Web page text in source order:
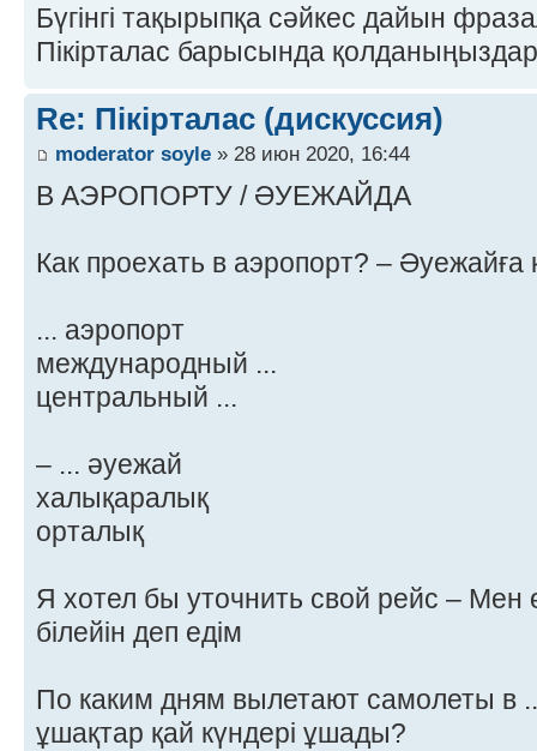
Бүгінгі тақырыпқа сәйкес дайын
Пікірталас барысында
Re: Пікірталас (дискуссия)
moderator soyle » 28 июн 2020, 16:44
В АЭРОПОРТУ / ӘУЕЖАЙДА
Как проехать в аэропорт? –
... аэропорт
международный ...
центральный ...
– ... әуежай
халықаралық
орталық
Я хотел бы уточнить свой рейс – Мен
білейін деп едім
По каким дням вылетают самолеты в
ұшақтар қай күндері ұшады?